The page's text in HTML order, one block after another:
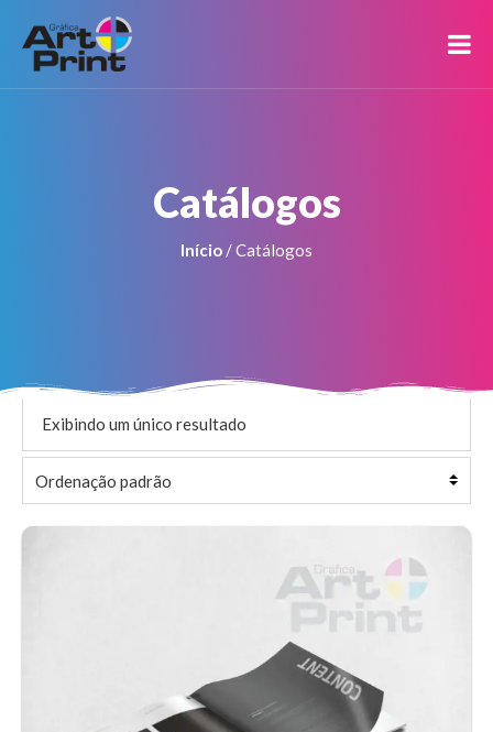
Catálogos
Início / Catálogos
Exibindo um único resultado